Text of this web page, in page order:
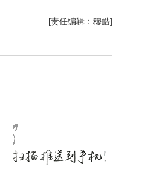
[责任编辑：穆皓]